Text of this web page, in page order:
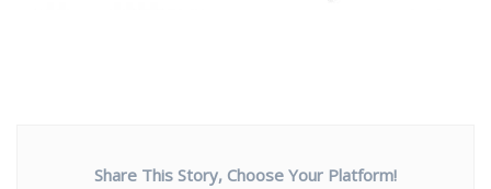
Share This Story, Choose Your Platform!